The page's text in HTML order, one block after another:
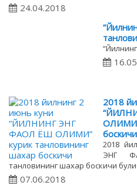
24.04.2018
танлови
2018
ОЛИМИ”
боскичи
2018
ЭНГ
танловининг шахар боскичи
07.06.2018